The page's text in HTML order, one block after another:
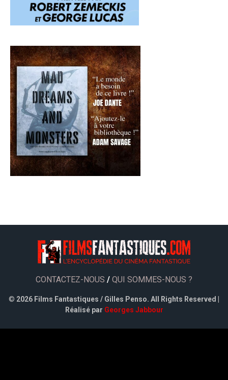
CONTACTEZ-NOUS / QUI SOMMES-NOUS ?
© 2026 Films Fantastiques / Gilles Penso. All Rights Reserved |
Réalisé par Georges Jabbour